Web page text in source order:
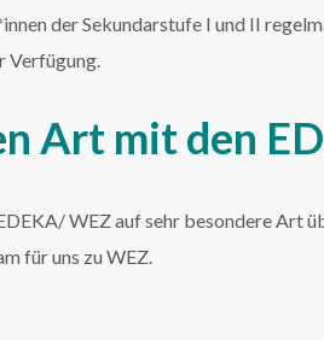
der Sekundarstufe I und II
Verfügung.
Art mit den
WEZ auf sehr besondere Art
für uns zu WEZ.